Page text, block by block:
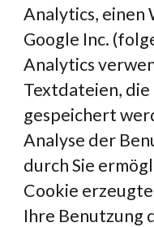
Analytics, einen
Google Inc.
Analytics
Textdateien,
gespeichert
Analyse der
durch Sie
Cookie
Ihre Benutzung